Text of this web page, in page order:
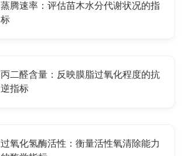
蒸腾速率：评估苗木水分代谢状况的指
标
丙二醛含量：反映膜脂过氧化程度的抗
逆指标
过氧化氢酶活性：衡量活性氧清除能力